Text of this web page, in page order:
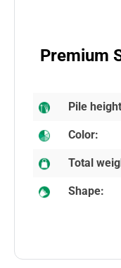
Premium
Pile
Color:
Total
Shape: